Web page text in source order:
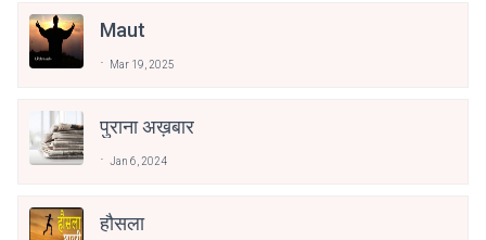
Maut
Mar 19, 2025
पुराना अख़बार
Jan 6, 2024
हौसला